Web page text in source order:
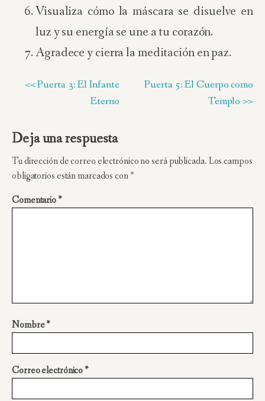
Visualiza cómo la máscara se disuelve en
luz y su energía se une a tu corazón.
Agradece y cierra la meditación en paz.
<< Puerta 3: El Infante
Eterno
Puerta 5: El Cuerpo como
Templo >>
Deja una respuesta
Tu dirección de correo electrónico no será publicada.Los campos
obligatorios están marcados con*
Comentario*
Nombre*
Correo electrónico*